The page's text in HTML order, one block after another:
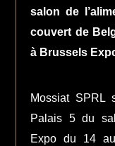
salon de
couvert de
à Brussels
Mossiat SPRL
Palais 5 du
Expo du 14